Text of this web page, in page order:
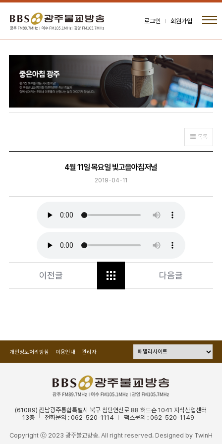
로그인 회원가입
목록
4월 11일 목요일 빛고을아침저널
2019-04-11
이전글 다음글
개인정보처리방침 이용안내 관리자
(61089) 전남광주통합특별시 북구 첨단연신로 88 허드슨 1041 지식산업센터
13층
전화문의 : 062-520-1114 팩스문의 : 062-520-1149
Copyright ⓒ 2023 광주불교방송. All right reserved. Designed by TwinH